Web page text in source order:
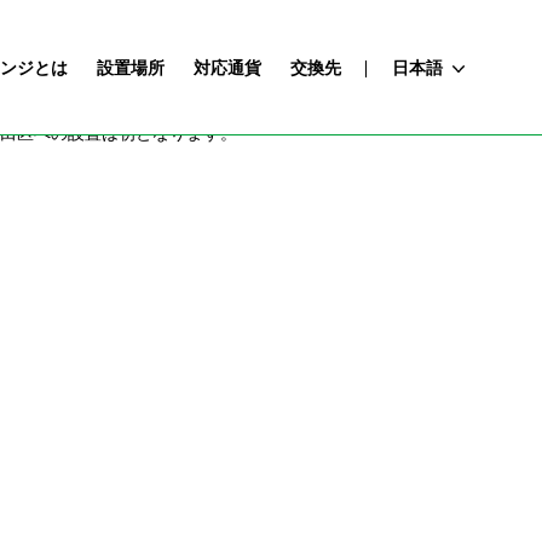
ジとは 設置場所 対応通貨 交換先 日本語
区への設置は初となります。